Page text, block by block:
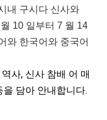
내 구시다 신사와
10 일부터 7 월 14
와 한국어와 중국어
사, 신사 참배 어 매
을 담아 안내합니다.